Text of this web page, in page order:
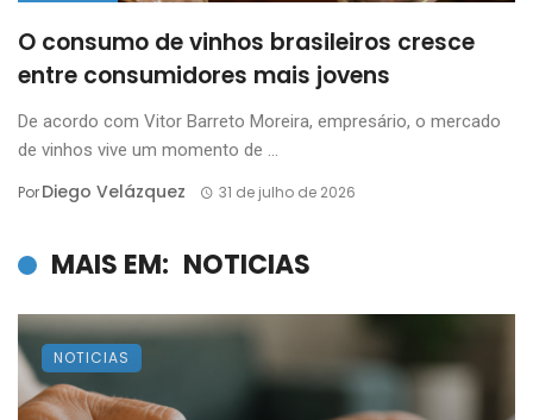
O consumo de vinhos brasileiros cresce
entre consumidores mais jovens
De acordo com Vitor Barreto Moreira, empresário, o mercado
de vinhos vive um momento de ...
PorDiego Velázquez 31 de julho de 2026
MAIS EM: NOTICIAS
NOTICIAS